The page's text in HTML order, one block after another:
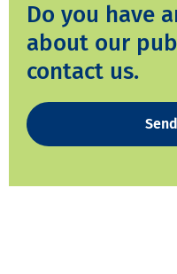
Do you have
about our
contact us.